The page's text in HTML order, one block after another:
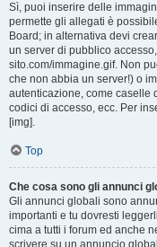
Sì, puoi inserire delle
permette gli allegati è
Board; in alternativa devi
un server di pubblico
sito.com/immagine.gif. Non
che non abbia un server!) o
autenticazione, come caselle
codici di accesso, ecc. Per
[img].
Top
Che cosa sono gli annunci
Gli annunci globali sono
importanti e tu dovresti
cima a tutti i forum ed anche
scrivere su un annuncio